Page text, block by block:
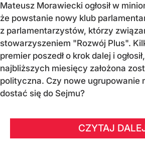
Mateusz Morawiecki ogłosił w
że powstanie nowy klub
z parlamentarzystów, którzy
stowarzyszeniem "Rozwój Plus".
premier poszedł o krok dalej i
najbliższych miesięcy założona
polityczna. Czy nowe ugrupowanie
dostać się do Sejmu?
CZYTAJ